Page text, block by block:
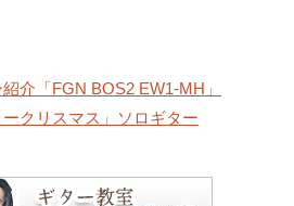
介「FGN BOS2 EW1-MH」
ークリスマス」ソロギター